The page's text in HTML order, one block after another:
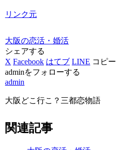
リンク元
大阪の恋活・婚活
シェアする
X Facebook はてブ LINE コピー
adminをフォローする
admin
大阪どこ行こ？三都恋物語
関連記事